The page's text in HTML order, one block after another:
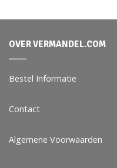
OVER VERMANDEL.COM
Bestel Informatie
Contact
Algemene Voorwaarden